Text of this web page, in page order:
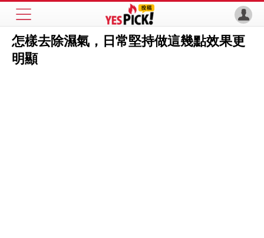
怎樣去除濕氣，日常堅持做這幾點效果更
明顯